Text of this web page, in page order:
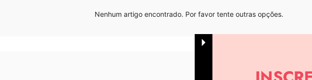
Nenhum artigo encontrado. Por favor tente outras opções.